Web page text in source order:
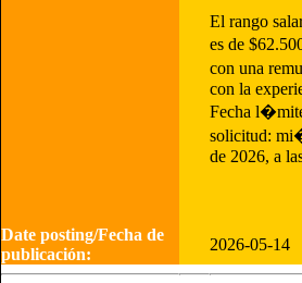
El rango
es de
con una
con la
Fecha
solicitud:
de 2026, a
Date posting/Fecha de
publicación:
2026-05-14